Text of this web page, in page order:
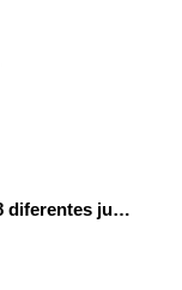
Programa con Scratch, 8 diferentes juegos para vivir la emoción de los partidos de España en el mundial 2026